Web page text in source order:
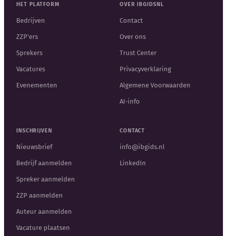
HET PLATFORM
Bedrijven
ZZP'ers
Sprekers
Vacatures
Evenementen
OVER IBGIDSNL
Contact
Over ons
Trust Center
Privacyverklaring
Algemene Voorwaarden
AI-info
INSCHRIJVEN
Nieuwsbrief
Bedrijf aanmelden
Spreker aanmelden
ZZP aanmelden
Auteur aanmelden
Vacature plaatsen
CONTACT
info@ibgids.nl
LinkedIn